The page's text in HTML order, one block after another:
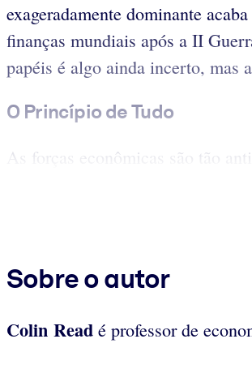
exageradamente dominante
finanças mundiais após a II
papéis é algo ainda incerto, mas
O Princípio de Tudo
As forças econômicas são tão
Sobre o autor
Colin Read é professor de